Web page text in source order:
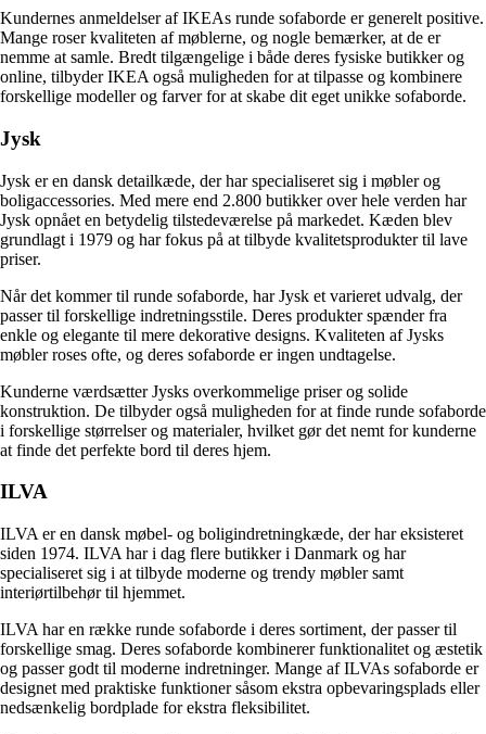
Kundernes anmeldelser af IKEAs runde sofaborde er generelt positive.
Mange roser kvaliteten af ​​møblerne, og nogle bemærker, at de er
nemme at samle. Bredt tilgængelige i både deres fysiske butikker og
online, tilbyder IKEA også muligheden for at tilpasse og kombinere
forskellige modeller og farver for at skabe dit eget unikke sofaborde.
Jysk
Jysk er en dansk detailkæde, der har specialiseret sig i møbler og
boligaccessories. Med mere end 2.800 butikker over hele verden har
Jysk opnået en betydelig tilstedeværelse på markedet. Kæden blev
grundlagt i 1979 og har fokus på at tilbyde kvalitetsprodukter til lave
priser.
Når det kommer til runde sofaborde, har Jysk et varieret udvalg, der
passer til forskellige indretningsstile. Deres produkter spænder fra
enkle og elegante til mere dekorative designs. Kvaliteten af ​​Jysks
møbler roses ofte, og deres sofaborde er ingen undtagelse.
Kunderne værdsætter Jysks overkommelige priser og solide
konstruktion. De tilbyder også muligheden for at finde runde sofaborde
i forskellige størrelser og materialer, hvilket gør det nemt for kunderne
at finde det perfekte bord til deres hjem.
ILVA
ILVA er en dansk møbel- og boligindretningkæde, der har eksisteret
siden 1974. ILVA har i dag flere butikker i Danmark og har
specialiseret sig i at tilbyde moderne og trendy møbler samt
interiørtilbehør til hjemmet.
ILVA har en række runde sofaborde i deres sortiment, der passer til
forskellige smag. Deres sofaborde kombinerer funktionalitet og æstetik
og passer godt til moderne indretninger. Mange af ILVAs sofaborde er
designet med praktiske funktioner såsom ekstra opbevaringsplads eller
nedsænkelig bordplade for ekstra fleksibilitet.